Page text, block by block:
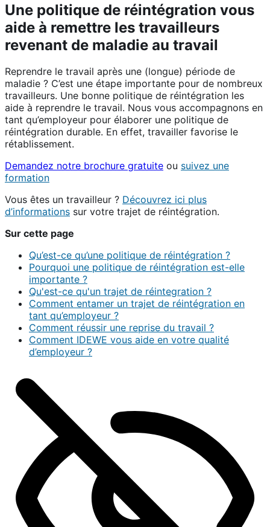
Une politique de réintégration vous
aide à remettre les travailleurs
revenant de maladie au travail
Reprendre le travail après une (longue) période de
maladie ? C’est une étape importante pour de nombreux
travailleurs. Une bonne politique de réintégration les
aide à reprendre le travail. Nous vous accompagnons en
tant qu’employeur pour élaborer une politique de
réintégration durable. En effet, travailler favorise le
rétablissement.
Demandez notre brochure gratuite ou suivez une
formation
Vous êtes un travailleur ? Découvrez ici plus
d’informations sur votre trajet de réintégration.
Sur cette page
Qu’est-ce qu’une politique de réintégration ?
Pourquoi une politique de réintégration est-elle
importante ?
Qu'est-ce qu'un trajet de réintegration ?
Comment entamer un trajet de réintégration en
tant qu’employeur ?
Comment réussir une reprise du travail ?
Comment IDEWE vous aide en votre qualité
d’employeur ?